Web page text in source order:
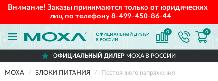
Внимание! Заказы принимаются только от юридических
лиц по телефону 8-499-450-86-44
0 0
ОФИЦИАЛЬНЫЙ ДИЛЕРMOXA В РОССИИ
MOXA БЛОКИ ПИТАНИЯ Постоянного напряжения